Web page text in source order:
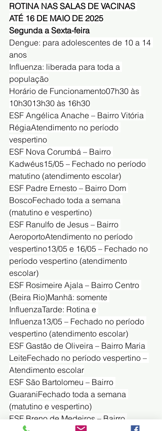
ROTINA NAS SALAS DE VACINAS
ATÉ 16 DE MAIO DE 2025
Segunda a Sexta-feira
Dengue: para adolescentes de 10 a 14
anos
Influenza: liberada para toda a
população
Horário de Funcionamento07h30 às
10h3013h30 às 16h30
ESF Angélica Anache – Bairro Vitória
RégiaAtendimento no período
vespertino
ESF Nova Corumbá – Bairro
Kadwéus15/05 – Fechado no período
matutino (atendimento escolar)
ESF Padre Ernesto – Bairro Dom
BoscoFechado toda a semana
(matutino e vespertino)
ESF Ranulfo de Jesus – Bairro
AeroportoAtendimento no período
vespertino13/05 e 16/05 – Fechado no
período vespertino (atendimento
escolar)
ESF Rosimeire Ajala – Bairro Centro
(Beira Rio)Manhã: somente
InfluenzaTarde: Rotina e
Influenza13/05 – Fechado no período
vespertino (atendimento escolar)
ESF Gastão de Oliveira – Bairro Maria
LeiteFechado no período vespertino –
Atendimento escolar
ESF São Bartolomeu – Bairro
GuaraniFechado toda a semana
(matutino e vespertino)
ESF Breno de Medeiros – Bairro